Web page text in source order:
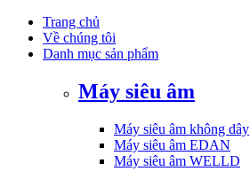
Trang chủ
Về chúng tôi
Danh mục sản phẩm
Máy siêu âm
Máy siêu âm không dây
Máy siêu âm EDAN
Máy siêu âm WELLD